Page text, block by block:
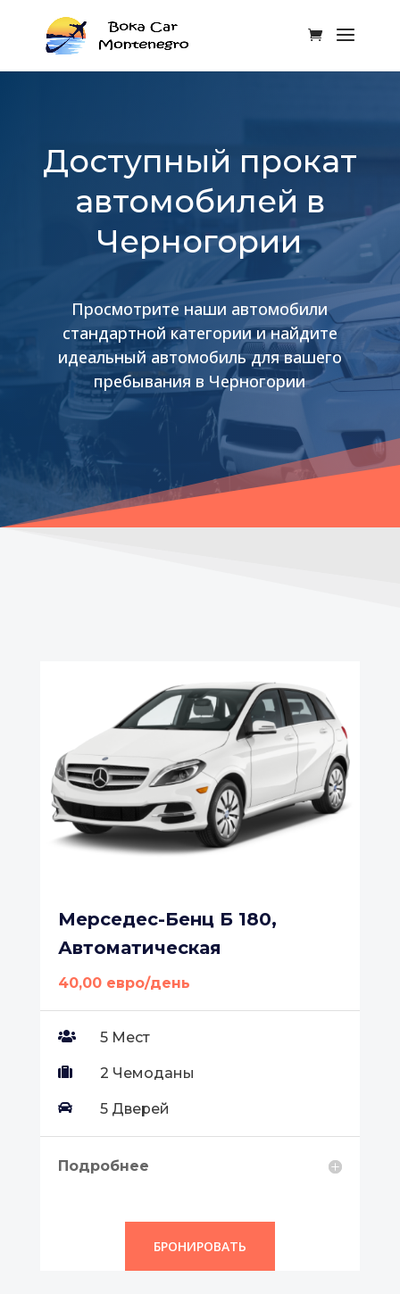
Доступный прокат
автомобилей в
Черногории
Просмотрите наши автомобили
стандартной категории и найдите
идеальный автомобиль для вашего
пребывания в Черногории
Мерседес-Бенц Б 180,
Автоматическая
40,00 евро/день
 5 Мест
 2 Чемоданы
 5 Дверей
Подробнее
БРОНИРОВАТЬ